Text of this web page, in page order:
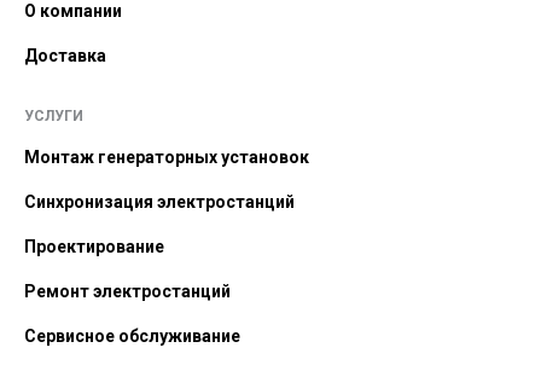
О компании
Доставка
УСЛУГИ
Монтаж генераторных установок
Синхронизация электростанций
Проектирование
Ремонт электростанций
Сервисное обслуживание